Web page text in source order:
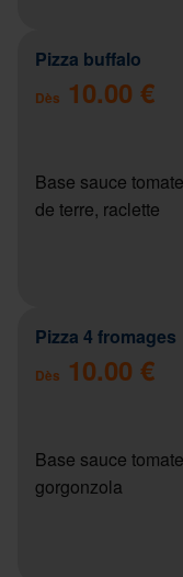
Pizza buffalo
Dès 10.00 €
Base sauce
de terre, raclette
Pizza 4 fromages
Dès 10.00 €
Base sauce
gorgonzola